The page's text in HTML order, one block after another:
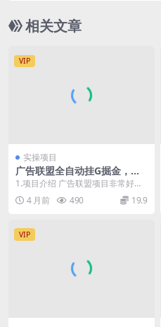
相关文章
VIP
实操项目
广告联盟全自动挂G掘金，长
期稳定，单窗口最高收益30
+，可矩阵来实现更大化收益
1.项目介绍 广告联盟项目非常好理
解，项目原理如下，许多商家为了
让自己的产品让更...
4 月前 490 19.9
VIP